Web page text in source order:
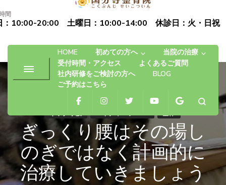
間
：10:00-20:00 土曜日：10:00-14:00 休診日：火・日祝
HOME 初めての方へ
当院の治療
受付時間・アクセス
よくあるご質問
社内研修をご検討の方へ
BLOG
ご予約はこちら
ギックリ腰 ハイチャージNEO 整体
ぎっくり腰はその場し
のぎではなく計画的に
治療していきましょう